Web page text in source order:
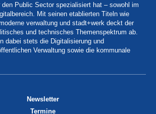
Public Sector spezialisiert hat – sowohl im
Mit seinen etablierten Titeln wie
verwaltung und stadt+werk deckt der
und technisches Themenspektrum ab.
dabei stets die Digitalisierung und
Verwaltung sowie die kommunale
Newsletter
Termine